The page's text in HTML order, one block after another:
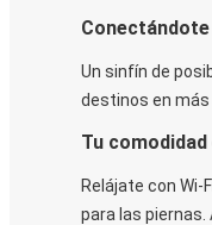
Un sinfín de
destinos en más
Tu
Relájate con
para las piernas.